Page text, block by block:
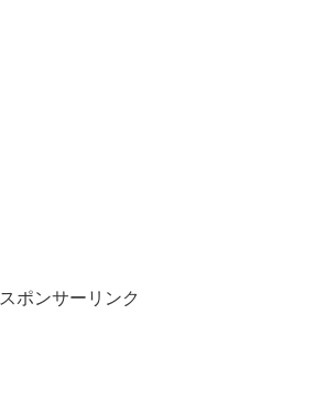
スポンサーリンク